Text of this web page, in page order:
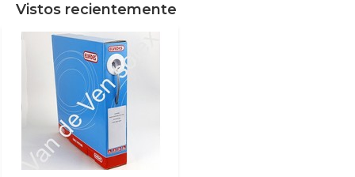
Vistos recientemente